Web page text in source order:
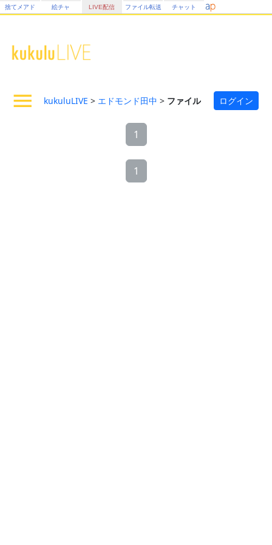
捨てメアド 絵チャ LIVE配信 ファイル転送 チャット
kukuluLIVE > エドモンド田中 > ファイル ログイン
1
1